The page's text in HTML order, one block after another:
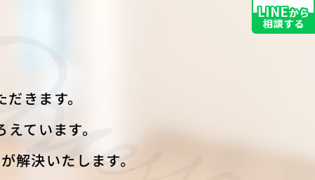
きます。
ています。
解決いたします。